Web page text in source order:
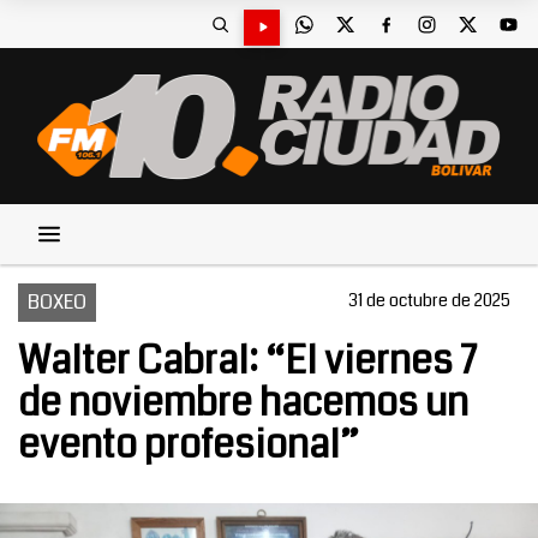
BOXEO 31 de octubre de 2025
Walter Cabral: “El viernes 7
de noviembre hacemos un
evento profesional”